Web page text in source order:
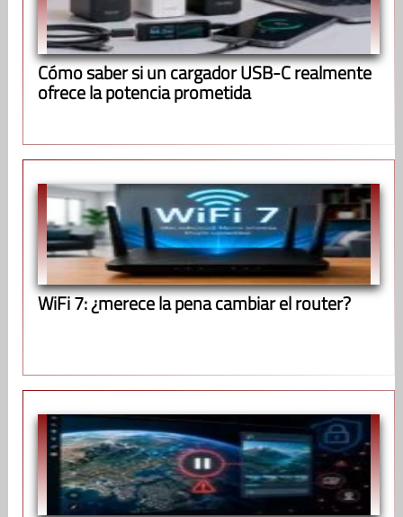
Cómo saber si un cargador USB-C realmente
ofrece la potencia prometida
WiFi 7: ¿merece la pena cambiar el router?